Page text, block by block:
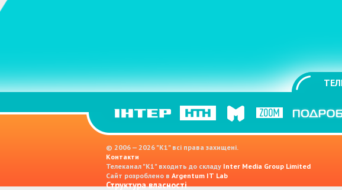
© 2006 — 2026 "K1" всі права захищені.
Контакти
Телеканал "К1" входить до складу Inter Media Group Limited
Сайт розроблено в Argentum IT Lab
Структура власності